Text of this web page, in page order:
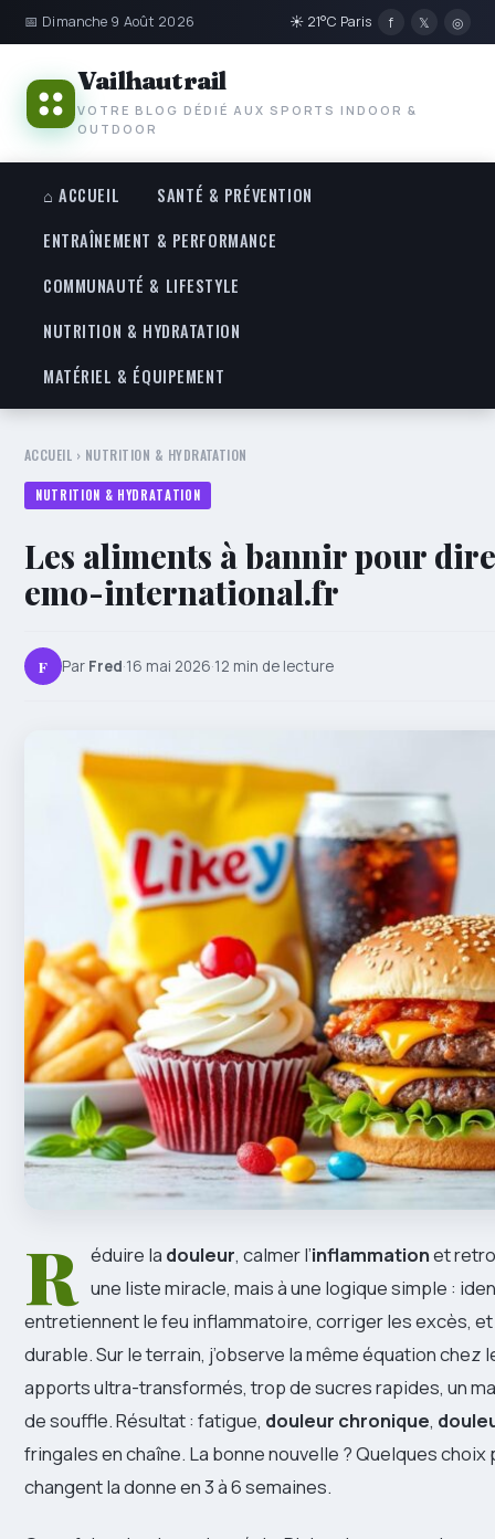
📅 Dimanche 9 Août 2026 ☀ 21°C Paris f 𝕏 ◎
Vailhautrail
VOTRE BLOG DÉDIÉ AUX SPORTS INDOOR &
OUTDOOR
⌂ ACCUEIL
SANTÉ & PRÉVENTION
ENTRAÎNEMENT & PERFORMANCE
COMMUNAUTÉ & LIFESTYLE
NUTRITION & HYDRATATION
MATÉRIEL & ÉQUIPEMENT
ACCUEIL › NUTRITION & HYDRATATION
NUTRITION & HYDRATATION
Les aliments à bannir pour
emo-international.fr
F Par Fred·16 mai 2026·12 min de lecture
R éduire la douleur, calmer l’inflammationet
une liste miracle, mais à une logique simple :
entretiennent le feu inflammatoire, corriger les excès,
durable. Sur le terrain, j’observe la même équation
apports ultra-transformés, trop de sucres rapides, un
de souffle. Résultat : fatigue, douleur chronique,
fringales en chaîne. La bonne nouvelle ? Quelques
changent la donne en 3 à 6 semaines.